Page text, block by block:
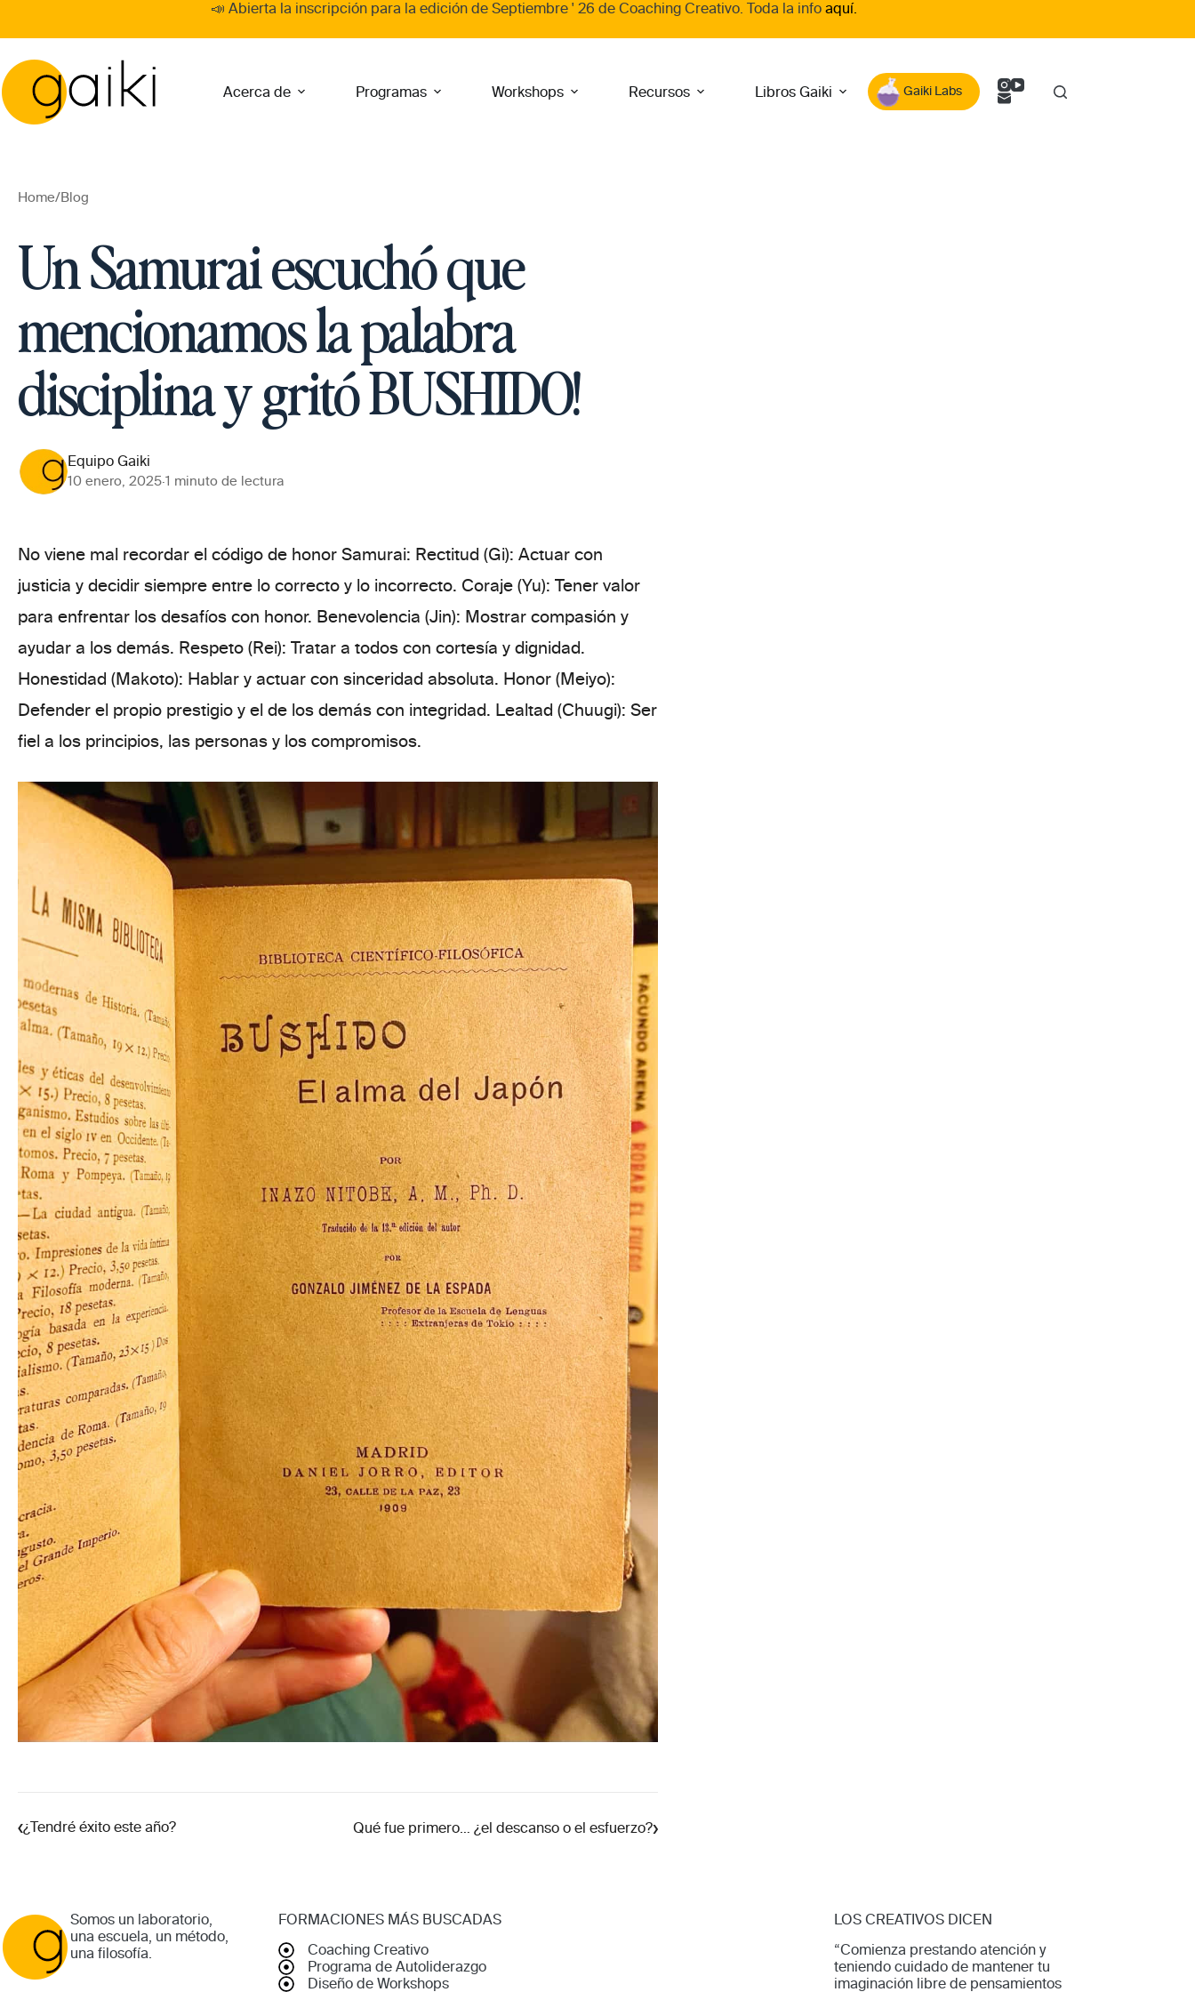
content
📣 Abierta la inscripción para la edición de Septiembre ' 26 de Coaching Creativo. Toda la info aquí.
Acerca de Programas Workshops Recursos Libros Gaiki Gaiki Labs
Home/Blog
Un Samurai escuchó que
mencionamos la palabra
disciplina y gritó BUSHIDO!
Equipo Gaiki
10 enero, 2025·1 minuto de lectura
No viene mal recordar el código de honor Samurai: Rectitud (Gi): Actuar con
justicia y decidir siempre entre lo correcto y lo incorrecto. Coraje (Yu): Tener valor
para enfrentar los desafíos con honor. Benevolencia (Jin): Mostrar compasión y
ayudar a los demás. Respeto (Rei): Tratar a todos con cortesía y dignidad.
Honestidad (Makoto): Hablar y actuar con sinceridad absoluta. Honor (Meiyo):
Defender el propio prestigio y el de los demás con integridad. Lealtad (Chuugi): Ser
fiel a los principios, las personas y los compromisos.
‹¿Tendré éxito este año? Qué fue primero… ¿el descanso o el esfuerzo?›
Somos un laboratorio,
una escuela, un método,
una filosofía.
FORMACIONES MÁS BUSCADAS
Coaching Creativo
Programa de Autoliderazgo
Diseño de Workshops
LOS CREATIVOS DICEN
“Comienza prestando atención y
teniendo cuidado de mantener tu
imaginación libre de pensamientos